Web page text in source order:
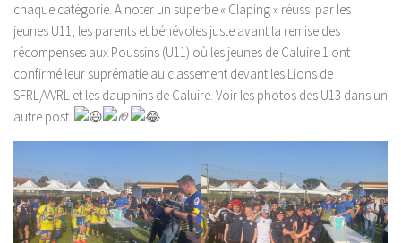
chaque catégorie. A noter un superbe « Claping » réussi par les
jeunes U11, les parents et bénévoles juste avant la remise des
récompenses aux Poussins (U11) où les jeunes de Caluire 1 ont
confirmé leur suprématie au classement devant les Lions de
SFRL/VVRL et les dauphins de Caluire. Voir les photos des U13 dans un
autre post.